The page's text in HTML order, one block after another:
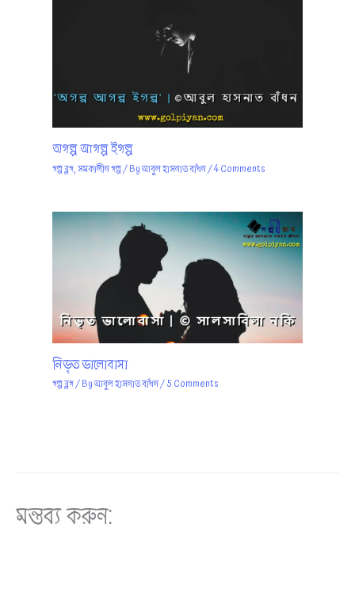
অগল্প আগল্প ইগল্প
গল্প ব্লগ,সমকালীন গল্প/ Byআবুল হাসনাত বাঁধন/4 Comments
নিভৃত ভালোবাসা
গল্প ব্লগ/ Byআবুল হাসনাত বাঁধন/5 Comments
মন্তব্য করুন: